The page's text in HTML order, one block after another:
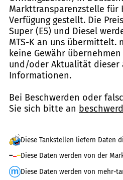
Markttransparenzstelle für
Verfügung gestellt. Die
Super (E5) und Diesel
MTS-K an uns übermittelt.
keine Gewähr
und/oder Aktualität dieser
Informationen.
Bei Beschwerden oder
Sie sich bitte an
Diese Tankstellen liefern Daten
Diese Daten werden von der
Diese Daten werden von mehr-